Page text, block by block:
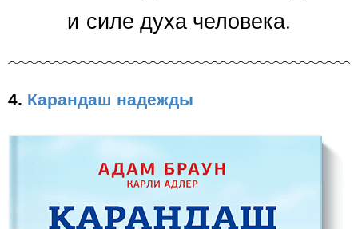
и силе духа человека.
4. Карандаш надежды